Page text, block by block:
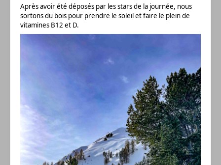
Après avoir été déposés par les stars de la journée, nous
sortons du bois pour prendre le soleil et faire le plein de
vitamines B12 et D.